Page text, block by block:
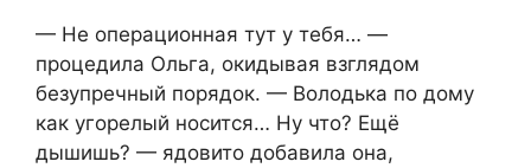
— Не операционная тут у тебя… —
процедила Ольга, окидывая взглядом
безупречный порядок. — Володька по дому
как угорелый носится… Ну что? Ещё
дышишь? — ядовито добавила она,